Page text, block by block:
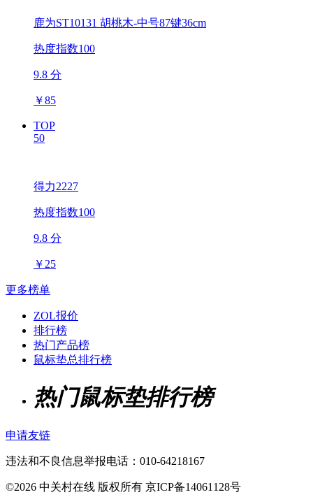
鹿为ST10131 胡桃木-中号87键36cm
热度指数100
9.8 分
￥85
TOP
50
得力2227
热度指数100
9.8 分
￥ 25
更多榜单
ZOL报价
排行榜
热门产品榜
鼠标垫总排行榜
热门鼠标垫排行榜
申请友链
违法和不良信息举报电话：010-64218167
©2026 中关村在线 版权所有 京ICP备14061128号